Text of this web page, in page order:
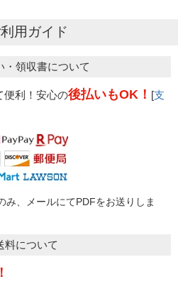
用ガイド
・領収書について
便利！安心の後払いもOK！ [支
み、メールにてPDFをお送りしま
料について